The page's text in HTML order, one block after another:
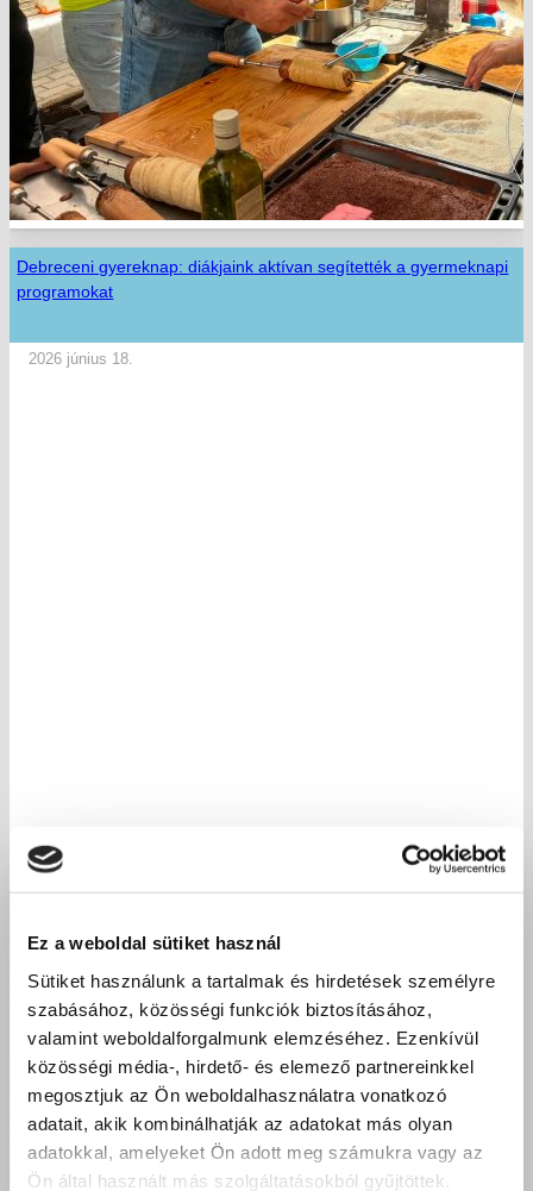
Ez a weboldal sütiket használ
Sütiket használunk a tartalmak és hirdetések személyre
szabásához, közösségi funkciók biztosításához,
valamint weboldalforgalmunk elemzéséhez. Ezenkívül
közösségi média-, hirdető- és elemező partnereinkkel
megosztjuk az Ön weboldalhasználatra vonatkozó
adatait, akik kombinálhatják az adatokat más olyan
adatokkal, amelyeket Ön adott meg számukra vagy az
Ön által használt más szolgáltatásokból gyűjtöttek.
Debreceni gyereknap: diákjaink aktívan segítették a gyermeknapi
programokat
2026 június 18.